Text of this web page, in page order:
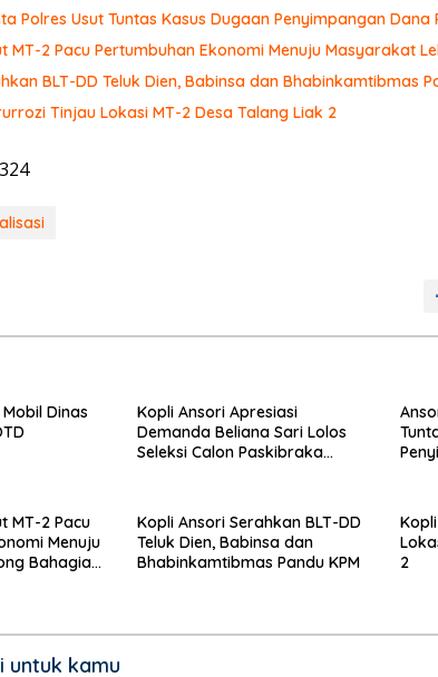
Polres Usut Tuntas Kasus Dugaan Penyimpangan Dana
MT-2 Pacu Pertumbuhan Ekonomi Menuju Masyarakat
BLT-DD Teluk Dien, Babinsa dan Bhabinkamtibmas
Tinjau Lokasi MT-2 Desa Talang Liak 2
324
Dinas
Kopli Ansori Apresiasi
Demanda Beliana Sari Lolos
Seleksi Calon Paskibraka
MT-2 Pacu
Menuju
Bahagia
Kopli Ansori Serahkan BLT-DD
Teluk Dien, Babinsa dan
Bhabinkamtibmas Pandu KPM
2
untuk kamu